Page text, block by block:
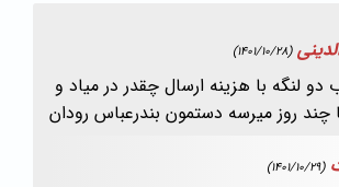
(1401/10/28)
لنگه با هزینه ارسال چقدر در میاد و
روز میرسه دستمون بندرعباس رودان
(1401/10/29)